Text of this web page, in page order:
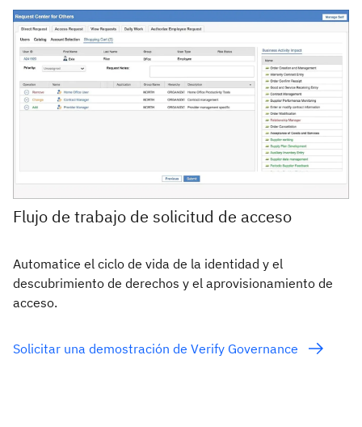
Flujo de trabajo de solicitud de acceso
Automatice el ciclo de vida de la identidad y el
descubrimiento de derechos y el aprovisionamiento de
acceso.
Solicitar una demostración de Verify Governance